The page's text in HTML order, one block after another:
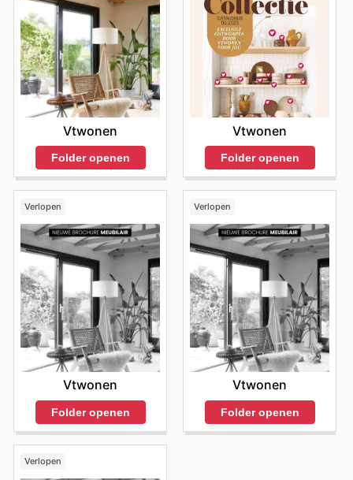
Vtwonen
Folder openen
Vtwonen
Folder openen
Verlopen
Vtwonen
Folder openen
Verlopen
Vtwonen
Folder openen
Verlopen